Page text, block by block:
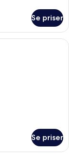
Se priser
| Skrivebord,
Se priser